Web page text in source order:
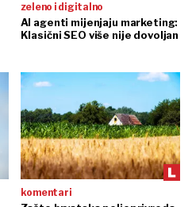
zeleno i digitalno
AI agenti mijenjaju marketing:
Klasični SEO više nije dovoljan
komentari